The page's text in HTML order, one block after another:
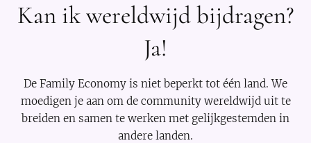
Kan ik wereldwijd bijdragen?
Ja!
De Family Economy is niet beperkt tot één land. We
moedigen je aan om de community wereldwijd uit te
breiden en samen te werken met gelijkgestemden in
andere landen.